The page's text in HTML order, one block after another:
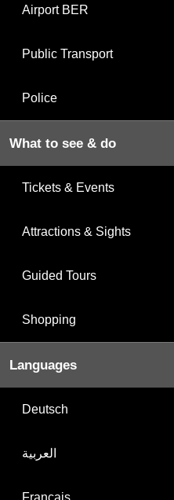
Airport BER
Public Transport
Police
What to see & do
Tickets & Events
Attractions & Sights
Guided Tours
Shopping
Languages
Deutsch
العربية